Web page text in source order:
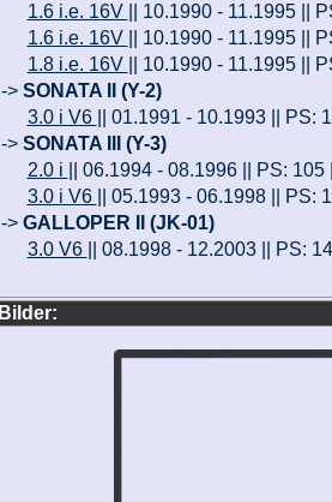
1.6 i.e. 16V
|| 10.1990 - 11.1995 ||
1.6 i.e. 16V
|| 10.1990 - 11.1995 ||
1.8 i.e. 16V
|| 10.1990 - 11.1995 ||
-> SONATA II (Y-2)
3.0 i V6
|| 01.1991 - 10.1993 || PS:
-> SONATA III (Y-3)
2.0 i
|| 06.1994 - 08.1996 || PS: 105
3.0 i V6
|| 05.1993 - 06.1998 || PS:
-> GALLOPER II (JK-01)
3.0 V6
|| 08.1998 - 12.2003 || PS:
Bilder: